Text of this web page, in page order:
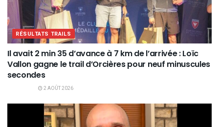
RÉSULTATS TRAILS
Il avait 2 min 35 d’avance à 7 km de l’arrivée : Loïc
Vallon gagne le trail d’Orcières pour neuf minuscules
secondes
2 AOÛT 2026